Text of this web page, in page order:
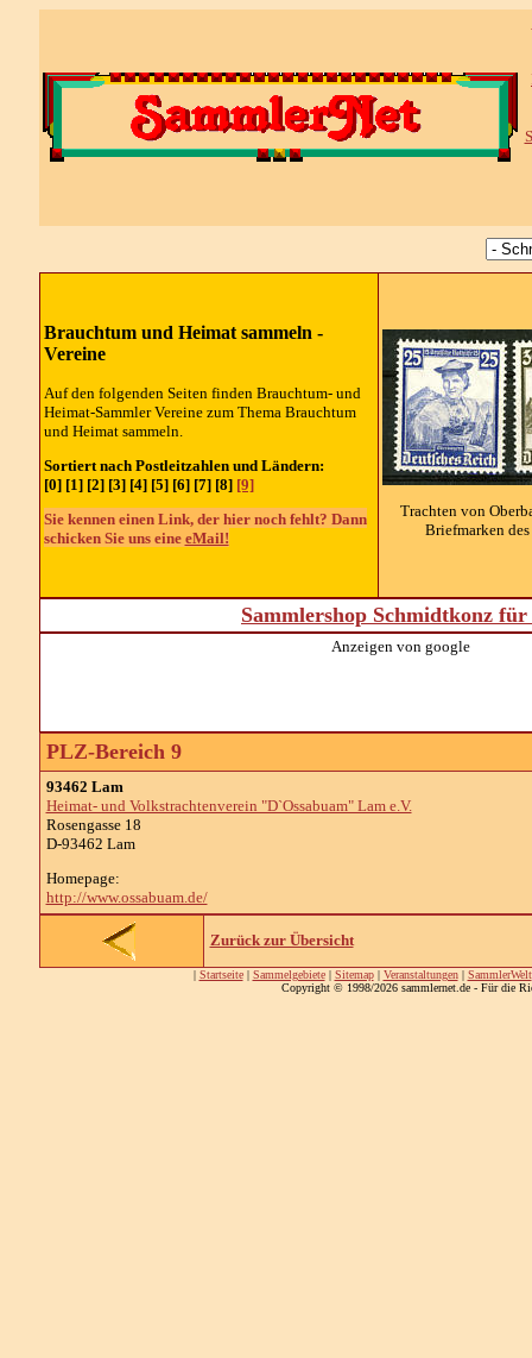
Brauchtum und Heimat sammeln -
Vereine
Auf den folgenden Seiten finden Brauchtum- und
Heimat-Sammler Vereine zum Thema Brauchtum
und Heimat sammeln.
Sortiert nach Postleitzahlen und Ländern:
[0] [1] [2] [3] [4] [5] [6] [7] [8] [9]
Sie kennen einen Link, der hier noch fehlt? Dann
schicken Sie uns eine eMail!
Trachten von
Briefmarken
Sammlershop Schmidtkonz
Anzeigen von google
PLZ-Bereich 9
93462 Lam
Heimat- und Volkstrachtenverein "D`Ossabuam" Lam e.V.
Rosengasse 18
D-93462 Lam
Homepage:
http://www.ossabuam.de/
Zurück zur Übersicht
| Startseite| Sammelgebiete| Sitemap| Veranstaltungen| SammlerWelt
Copyright © 1998/2026 sammlernet.de - Für die